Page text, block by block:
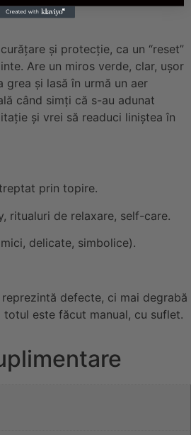
și protecție, ca un “reset”
Are un miros verde, clar, ușor
grea și lasă în urmă un aer
când simți că s-au adunat
și vrei să readuci liniștea în
prin topire.
ritualuri de relaxare, self-care.
delicate, simbolice).
defecte, ci mai degrabă
este făcut manual, cu suflet.